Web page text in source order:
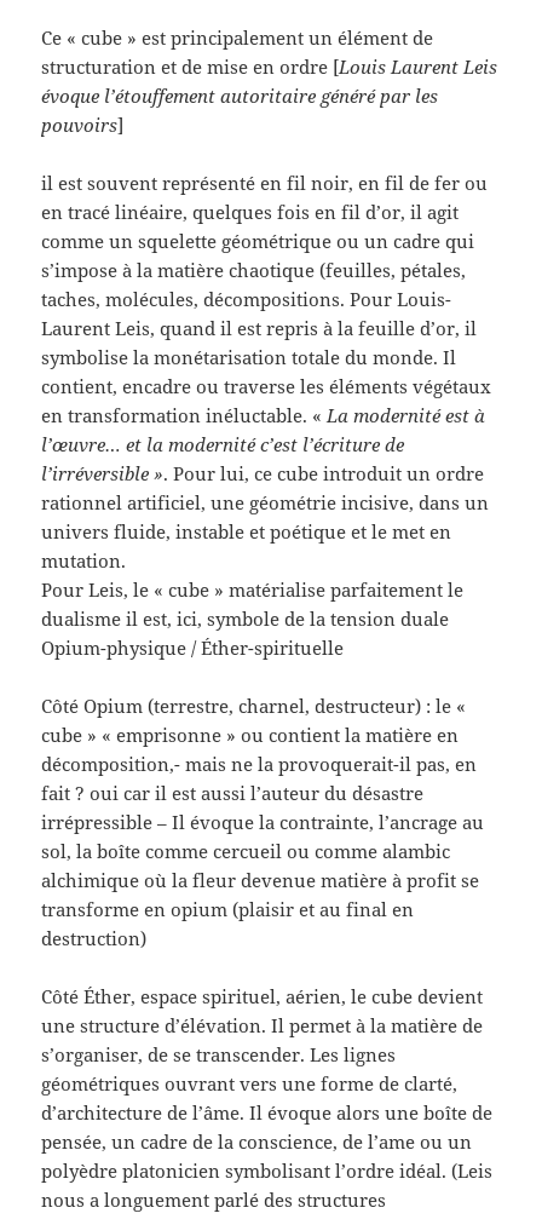
Ce « cube » est principalement un élément de
structuration et de mise en ordre [Louis Laurent Leis
évoque l’étouffement autoritaire généré par les
pouvoirs]
il est souvent représenté en fil noir, en fil de fer ou
en tracé linéaire, quelques fois en fil d’or, il agit
comme un squelette géométrique ou un cadre qui
s’impose à la matière chaotique (feuilles, pétales,
taches, molécules, décompositions. Pour Louis-
Laurent Leis, quand il est repris à la feuille d’or, il
symbolise la monétarisation totale du monde. Il
contient, encadre ou traverse les éléments végétaux
en transformation inéluctable. « La modernité est à
l’œuvre… et la modernité c’est l’écriture de
l’irréversible ». Pour lui, ce cube introduit un ordre
rationnel artificiel, une géométrie incisive, dans un
univers fluide, instable et poétique et le met en
mutation.
Pour Leis, le « cube » matérialise parfaitement le
dualisme il est, ici, symbole de la tension duale
Opium-physique / Éther-spirituelle
Côté Opium (terrestre, charnel, destructeur) : le «
cube » « emprisonne » ou contient la matière en
décomposition,- mais ne la provoquerait-il pas, en
fait ? oui car il est aussi l’auteur du désastre
irrépressible – Il évoque la contrainte, l’ancrage au
sol, la boîte comme cercueil ou comme alambic
alchimique où la fleur devenue matière à profit se
transforme en opium (plaisir et au final en
destruction)
Côté Éther, espace spirituel, aérien, le cube devient
une structure d’élévation. Il permet à la matière de
s’organiser, de se transcender. Les lignes
géométriques ouvrant vers une forme de clarté,
d’architecture de l’âme. Il évoque alors une boîte de
pensée, un cadre de la conscience, de l’ame ou un
polyèdre platonicien symbolisant l’ordre idéal. (Leis
nous a longuement parlé des structures